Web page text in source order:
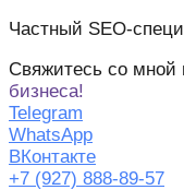
Частный SEO-
Свяжитесь со мной
бизнеса!
Telegram
WhatsApp
ВКонтакте
+7 (927) 888-89-57